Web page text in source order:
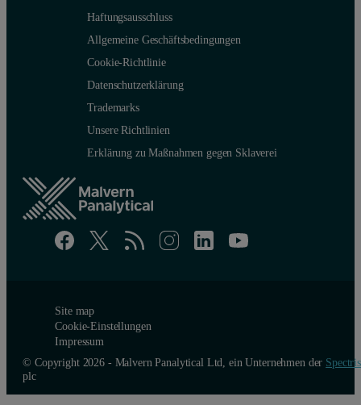
Haftungsausschluss
Allgemeine Geschäftsbedingungen
Cookie-Richtlinie
Datenschutzerklärung
Trademarks
Unsere Richtlinien
Erklärung zu Maßnahmen gegen Sklaverei
Site map
Cookie-Einstellungen
Impressum
© Copyright 2026 - Malvern Panalytical Ltd, ein Unternehmen der Spectris
plc